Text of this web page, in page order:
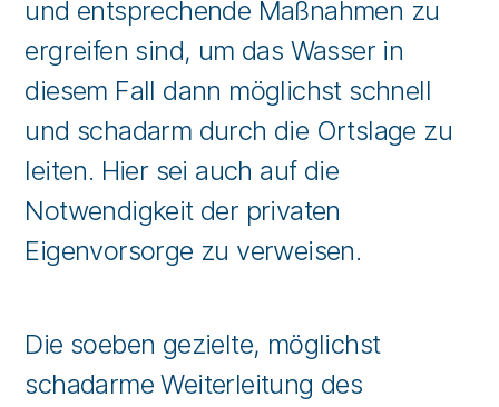
und entsprechende Maßnahmen zu
ergreifen sind, um das Wasser in
diesem Fall dann möglichst schnell
und schadarm durch die Ortslage zu
leiten. Hier sei auch auf die
Notwendigkeit der privaten
Eigenvorsorge zu verweisen.
Die soeben gezielte, möglichst
schadarme Weiterleitung des